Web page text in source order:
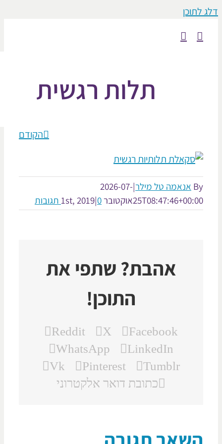
תלות רגשית
הקודם
אנאמה טל מילר|
2026-07-
אוקטובר 1st, 2019 |0 תגובות
אהבת? שתפי את
התוכן!
Facebook
X
Reddit
LinkedIn
WhatsApp
Tumblr
Pinterest
Vk
כתובת דואר אלקטרוני